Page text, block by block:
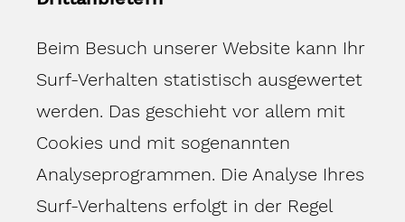
Beim Besuch unserer Website kann Ihr
Surf-Verhalten statistisch ausgewertet
werden. Das geschieht vor allem mit
Cookies und mit sogenannten
Analyseprogrammen. Die Analyse Ihres
Surf-Verhaltens erfolgt in der Regel